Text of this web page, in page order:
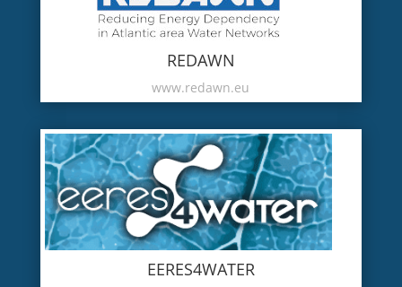
REDAWN
www.redawn.eu
EERES4WATER